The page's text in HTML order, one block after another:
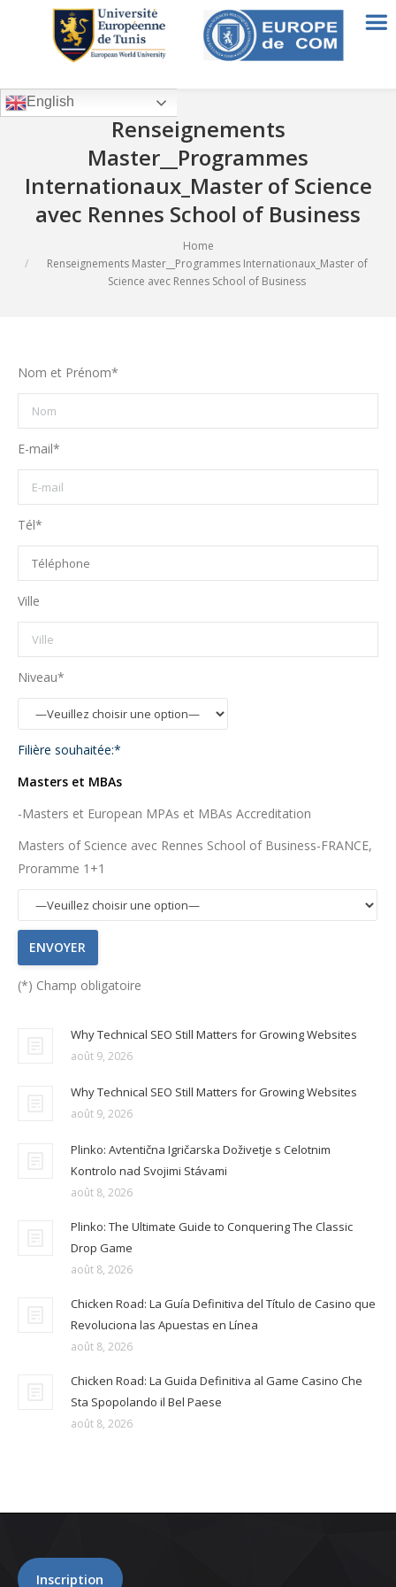
Renseignements
Master__Programmes
Internationaux_Master of Science
avec Rennes School of Business
Home
Renseignements Master__Programmes Internationaux_Master of
Science avec Rennes School of Business
Nom et Prénom*
E-mail*
Tél*
Ville
Niveau*
Filière souhaitée:*
Masters et MBAs
-Masters et European MPAs et MBAs Accreditation
Masters of Science avec Rennes School of Business-FRANCE,
Proramme 1+1
(*) Champ obligatoire
Why Technical SEO Still Matters for Growing Websites
août 9, 2026
Why Technical SEO Still Matters for Growing Websites
août 9, 2026
Plinko: Avtentična Igričarska Doživetje s Celotnim
Kontrolo nad Svojimi Stávami
août 8, 2026
Plinko: The Ultimate Guide to Conquering The Classic
Drop Game
août 8, 2026
Chicken Road: La Guía Definitiva del Título de Casino que
Revoluciona las Apuestas en Línea
août 8, 2026
Chicken Road: La Guida Definitiva al Game Casino Che
Sta Spopolando il Bel Paese
août 8, 2026
Inscription
English